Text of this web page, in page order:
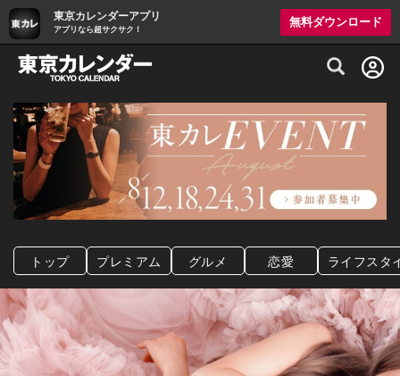
東京カレンダーアプリ
アプリなら超サクサク！
無料ダウンロード
グルメ情報・プレミアムレストラン予約
トップ プレミアム グルメ 恋愛 ライフスタ